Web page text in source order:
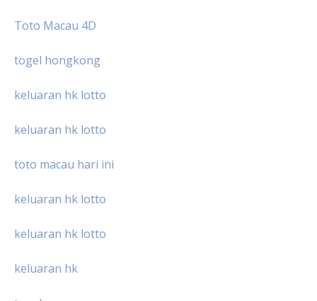
Toto Macau 4D
togel hongkong
keluaran hk lotto
keluaran hk lotto
toto macau hari ini
keluaran hk lotto
keluaran hk lotto
keluaran hk